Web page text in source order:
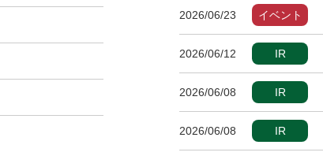
2026/06/23 イベント
2026/06/12 IR
2026/06/08 IR
2026/06/08 IR